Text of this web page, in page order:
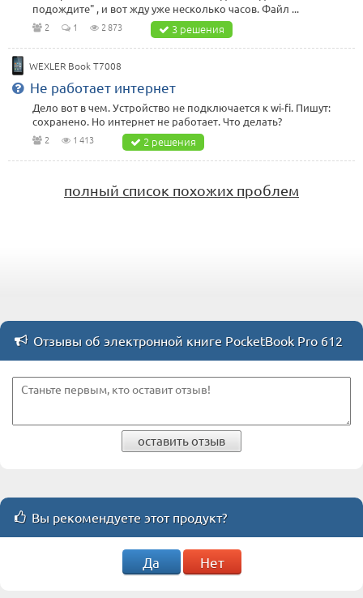
подождите" , и вот жду уже несколько часов. Файл ...
2 1 2 873 3 решения
WEXLER Book T7008
Не работает интернет
Дело вот в чем. Устройство не подключается к wi-fi. Пишут:
сохранено. Но интернет не работает. Что делать?
2 1 413 2 решения
полный список похожих проблем
Отзывы об электронной книге PocketBook Pro 612
оставить отзыв
Вы рекомендуете этот продукт?
Да Нет